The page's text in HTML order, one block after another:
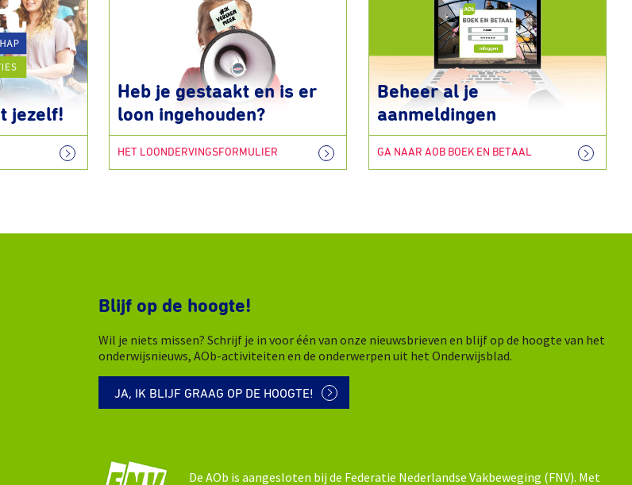
jezelf!
Heb je gestaakt en is er
loon ingehouden?
HET LOONDERVINGSFORMULIER
Beheer al je
aanmeldingen
GA NAAR AOB BOEK EN BETAAL
Blijf op de hoogte!
Wil je niets missen? Schrijf je in voor één van onze nieuwsbrieven en blijf op de hoogte van het
onderwijsnieuws, AOb-activiteiten en de onderwerpen uit het Onderwijsblad.
JA, IK BLIJF GRAAG OP DE HOOGTE!
De AOb is aangesloten bij de Federatie Nederlandse Vakbeweging (FNV). Met